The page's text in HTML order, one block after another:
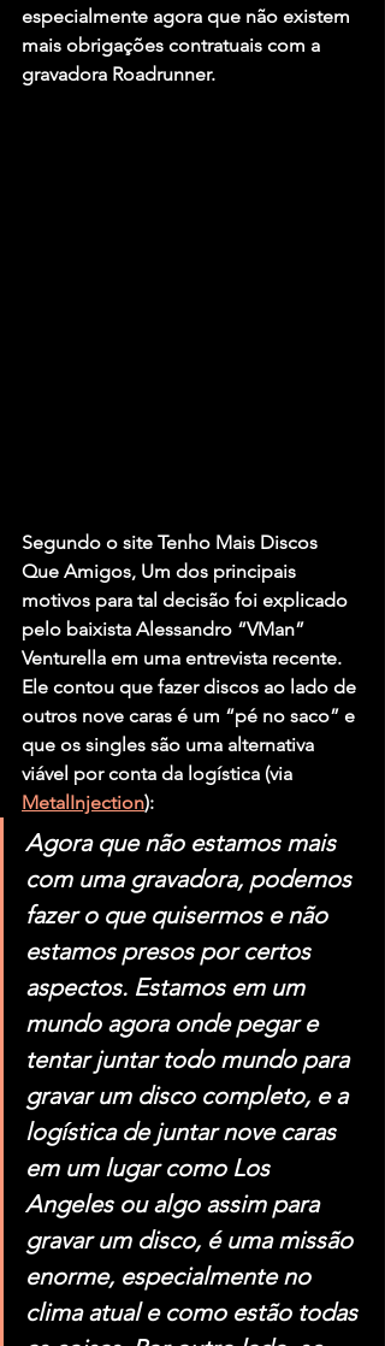
especialmente agora que não existem
mais obrigações contratuais com a
gravadora Roadrunner.
Segundo o site Tenho Mais Discos
Que Amigos, Um dos principais
motivos para tal decisão foi explicado
pelo baixista Alessandro “VMan”
Venturella em uma entrevista recente.
Ele contou que fazer discos ao lado de
outros nove caras é um “pé no saco” e
que os singles são uma alternativa
viável por conta da logística (via
MetalInjection):
Agora que não estamos mais
com uma gravadora, podemos
fazer o que quisermos e não
estamos presos por certos
aspectos. Estamos em um
mundo agora onde pegar e
tentar juntar todo mundo para
gravar um disco completo, e a
logística de juntar nove caras
em um lugar como Los
Angeles ou algo assim para
gravar um disco, é uma missão
enorme, especialmente no
clima atual e como estão todas